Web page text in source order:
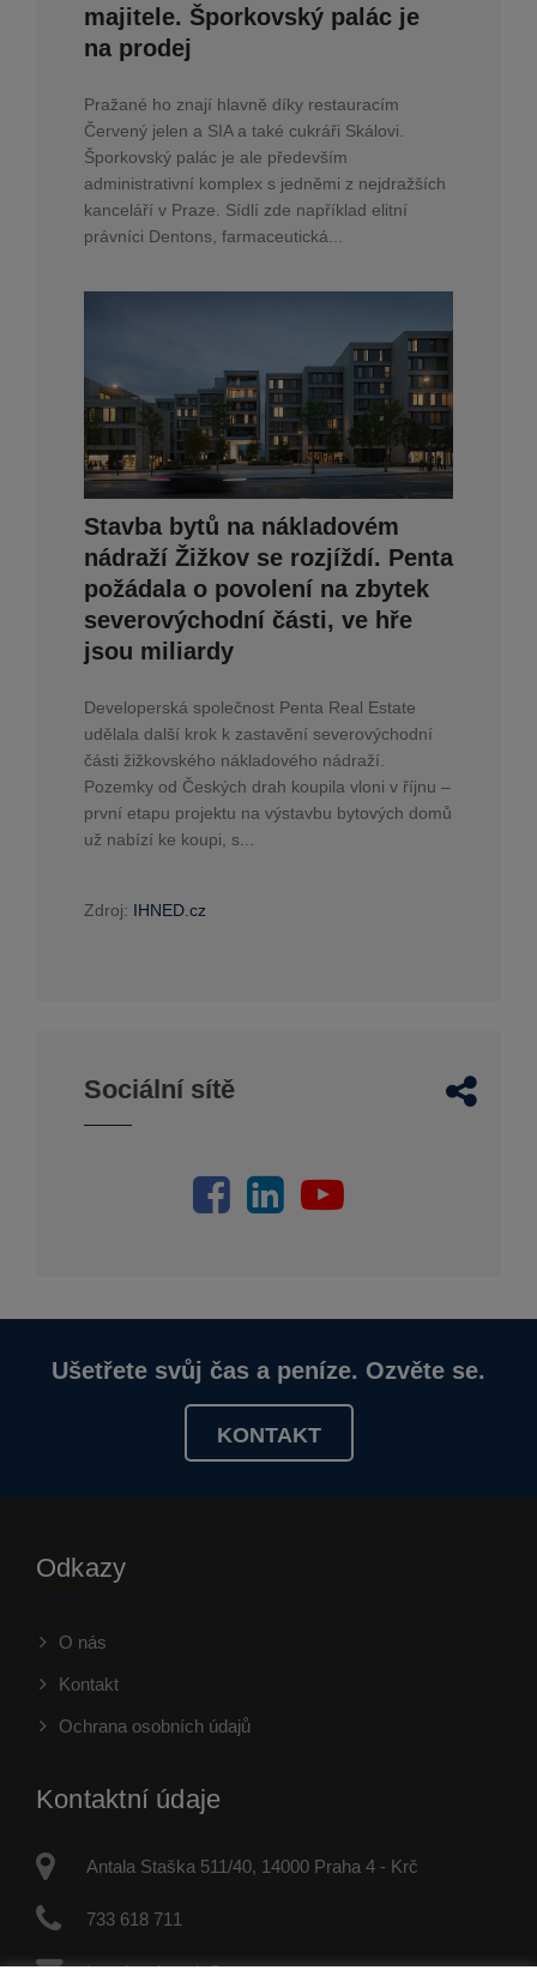
majitele. Šporkovský palác je
na prodej
Pražané ho znají hlavně díky restauracím
Červený jelen a SIA a také cukráři Skálovi.
Šporkovský palác je ale především
administrativní komplex s jedněmi z nejdražších
kanceláří v Praze. Sídlí zde například elitní
právníci Dentons, farmaceutická...
Stavba bytů na nákladovém
nádraží Žižkov se rozjíždí. Penta
požádala o povolení na zbytek
severovýchodní části, ve hře
jsou miliardy
Developerská společnost Penta Real Estate
udělala další krok k zastavění severovýchodní
části žižkovského nákladového nádraží.
Pozemky od Českých drah koupila vloni v říjnu –
první etapu projektu na výstavbu bytových domů
už nabízí ke koupi, s...
Zdroj: IHNED.cz
Sociální sítě
Ušetřete svůj čas a peníze. Ozvěte se.
KONTAKT
Odkazy
O nás
Kontakt
Ochrana osobních údajů
Kontaktní údaje
Antala Staška 511/40, 14000 Praha 4 - Krč
733 618 711
jaroslav.dvorak@re-max.cz